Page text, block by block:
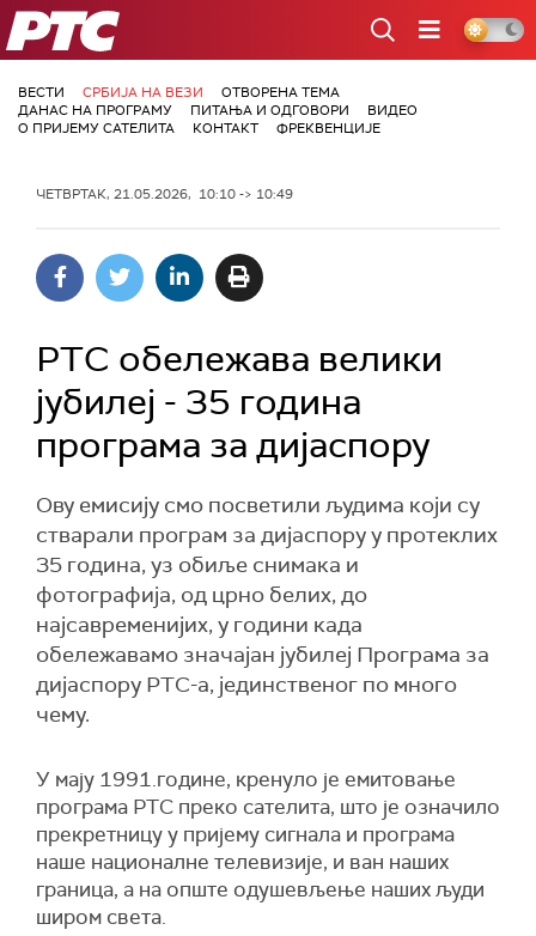
РТС
ВЕСТИ СРБИЈА НА ВЕЗИ
ОТВОРЕНА ТЕМА
ДАНАС НА ПРОГРАМУ
ПИТАЊА И ОДГОВОРИ
ВИДЕО
О ПРИЈЕМУ САТЕЛИТА
КОНТАКТ ФРЕКВЕНЦИЈЕ
ЧЕТВРТАК, 21.05.2026, 10:10 -> 10:49
РТС обележава велики
јубилеј - 35 година
програма за дијаспору
Ову емисију смо посветили људима који су
стварали програм за дијаспору у протеклих
35 година, уз обиље снимака и
фотографија, од црно белих, до
најсавременијих, у години када
обележавамо значајан јубилеј Програма за
дијаспору РТС-а, јединственог по много
чему.
У мају 1991.године, кренуло је емитовање
програма РТС преко сателита, што је означило
прекретницу у пријему сигнала и програма
наше националне телевизије, и ван наших
граница, а на опште одушевљење наших људи
широм света.